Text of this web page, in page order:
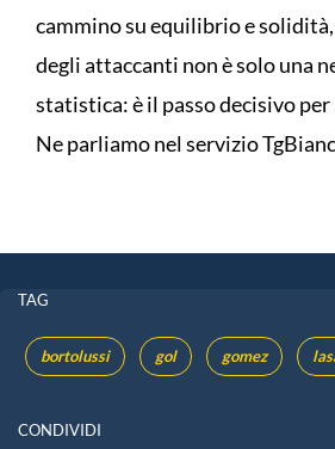
cammino su equilibrio e
degli attaccanti non è solo una
statistica: è il passo decisivo per
Ne parliamo nel servizio
TAG
bortolussi gol gomez
CONDIVIDI